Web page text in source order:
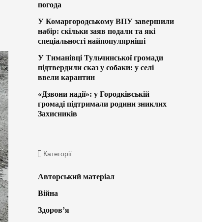
погода
У Комаргородському ВПУ завершили
набір: скільки заяв подали та які
спеціальності найпопулярніші
У Тиманівці Тульчинської громади
підтвердили сказ у собаки: у селі
ввели карантин
«Дзвони надії»: у Городківській
громаді підтримали родини зниклих
Захисників
Категорії
Авторський матеріал
Війна
Здоров’я